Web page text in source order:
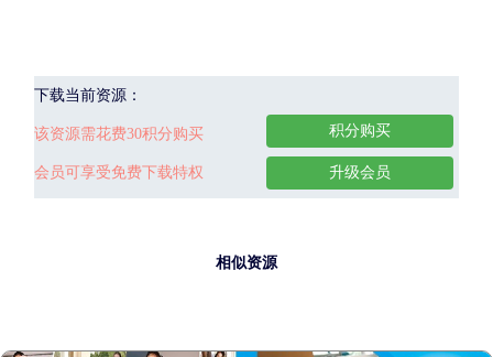
下载当前资源：
该资源需花费30积分购买
会员可享受免费下载特权
积分购买
升级会员
相似资源